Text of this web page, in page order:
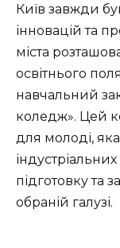
Київ завжди
інновацій та
міста
освітнього
навчальний
коледж». Цей
для молоді,
підготовку та
обраній галузі.